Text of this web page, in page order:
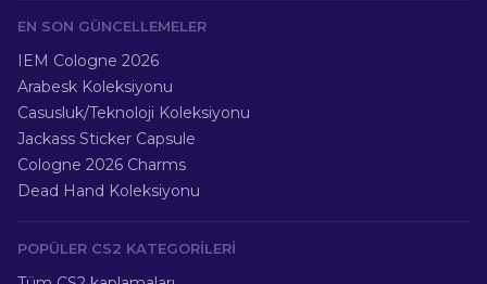
EN SON GÜNCELLEMELER
IEM Cologne 2026
Arabesk Koleksiyonu
Casusluk/Teknoloji Koleksiyonu
Jackass Sticker Capsule
Cologne 2026 Charms
Dead Hand Koleksiyonu
POPÜLER CS2 KATEGORILERI